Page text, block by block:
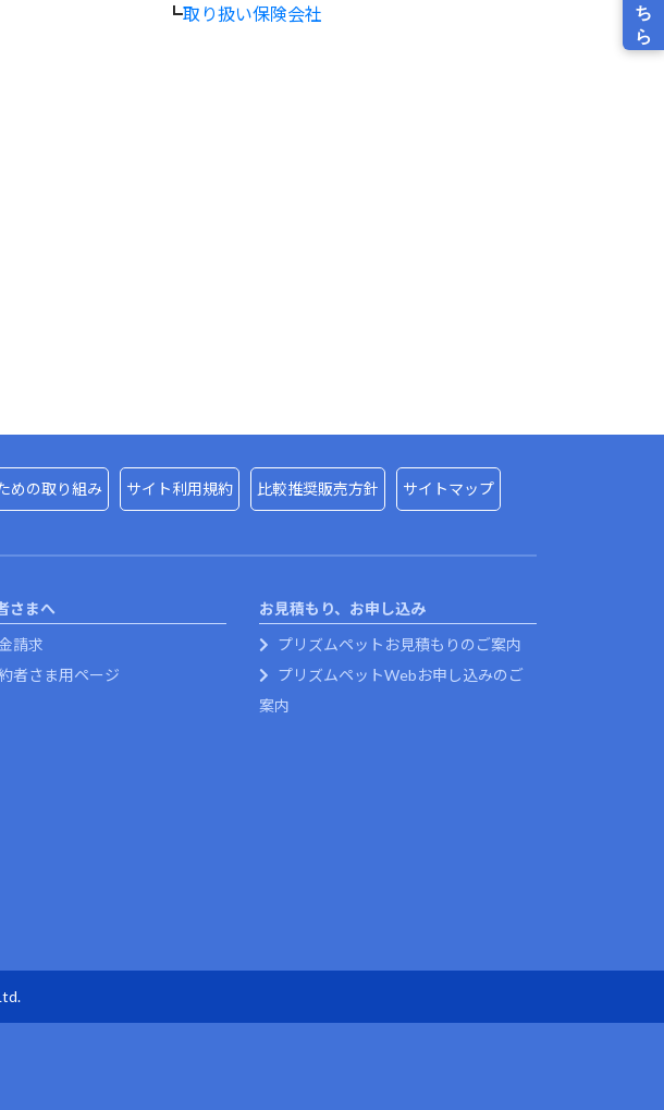
┗取り扱い保険会社
めの取り組み サイト利用規約 比較推奨販売方針 サイトマップ
さまへ
請求
者さま用ページ
お見積もり、お申し込み
プリズムペットお見積もりのご案内
プリズムペットWebお申し込みのご
案内